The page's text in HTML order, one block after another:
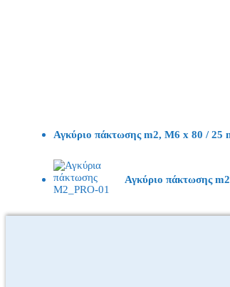
Αγκύριο πάκτωσης m2, M6 x 80 / 25
Αγκύριο πάκτωσης